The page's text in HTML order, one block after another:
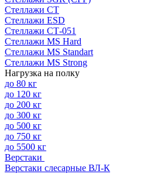
Стеллажи СТ
Стеллажи ESD
Стеллажи СТ-051
Стеллажи MS Hard
Стеллажи MS Standart
Стеллажи MS Strong
Нагрузка на полку
до 80 кг
до 120 кг
до 200 кг
до 300 кг
до 500 кг
до 750 кг
до 5500 кг
Верстаки
Верстаки слесарные ВЛ-К